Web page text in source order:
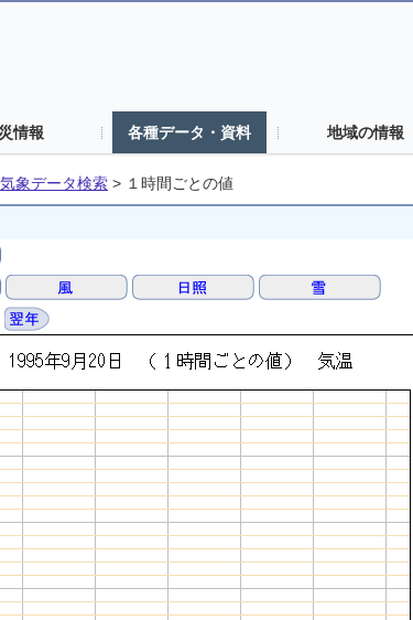
情報 各種データ・資料 地域の情報
象データ検索 > １時間ごとの値